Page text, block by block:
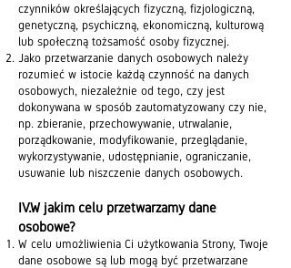
czynników określających fizyczną, fizjologiczną,
genetyczną, psychiczną, ekonomiczną, kulturową
lub społeczną tożsamość osoby fizycznej.
Jako przetwarzanie danych osobowych należy
rozumieć w istocie każdą czynność na danych
osobowych, niezależnie od tego, czy jest
dokonywana w sposób zautomatyzowany czy nie,
np. zbieranie, przechowywanie, utrwalanie,
porządkowanie, modyfikowanie, przeglądanie,
wykorzystywanie, udostępnianie, ograniczanie,
usuwanie lub niszczenie danych osobowych.
IV.W jakim celu przetwarzamy dane
osobowe?
W celu umożliwienia Ci użytkowania Strony, Twoje
dane osobowe są lub mogą być przetwarzane